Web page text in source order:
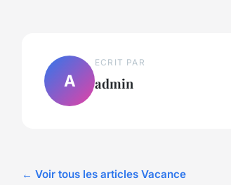
A
ECRIT PAR
admin
← Voir tous les articles Vacance